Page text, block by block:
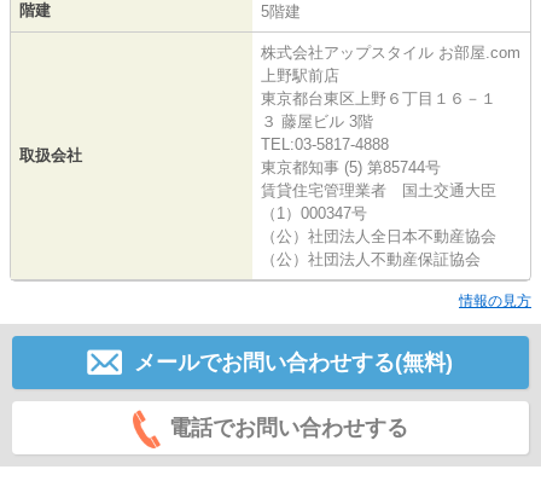
階建 5階建
取扱会社
株式会社アップスタイル お部屋.com
上野駅前店
東京都台東区上野６丁目１６－１
３ 藤屋ビル 3階
TEL:03-5817-4888
東京都知事 (5) 第85744号
賃貸住宅管理業者 国土交通大臣
（1）000347号
（公）社団法人全日本不動産協会
（公）社団法人不動産保証協会
情報の見方
メールでお問い合わせする(無料)
電話でお問い合わせする